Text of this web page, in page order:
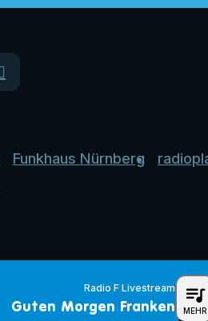
Funkhaus Nürnberg
Guten Morgen Franken
Radio F Livestream queue_music